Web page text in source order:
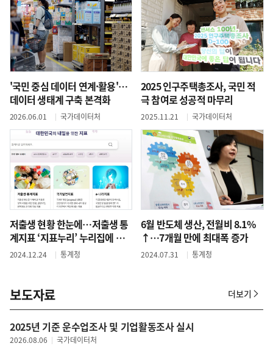
'국민 중심 데이터 연계·활용'…
데이터 생태계 구축 본격화
2026.06.01 국가데이터처
2025 인구주택총조사, 국민 적
극 참여로 성공적 마무리
2025.11.21 국가데이터처
저출생 현황 한눈에…저출생 통
계지표 ‘지표누리’ 누리집에 공
개
2024.12.24 통계청
6월 반도체 생산, 전월비 8.1%
↑…7개월 만에 최대폭 증가
2024.07.31 통계청
보도자료
2025년 기준 운수업조사 및 기업활동조사 실시
2026.08.06 국가데이터처
도
더보기